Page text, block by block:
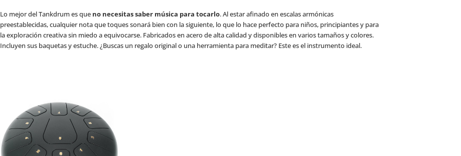
Lo mejor del Tankdrum es que no necesitas saber música para tocarlo. Al estar afinado en escalas armónicas
preestablecidas, cualquier nota que toques sonará bien con la siguiente, lo que lo hace perfecto para niños, principiantes y para
la exploración creativa sin miedo a equivocarse. Fabricados en acero de alta calidad y disponibles en varios tamaños y colores.
Incluyen sus baquetas y estuche. ¿Buscas un regalo original o una herramienta para meditar? Este es el instrumento ideal.